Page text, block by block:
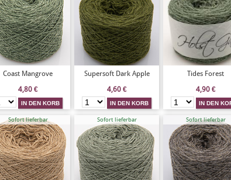
Coast Mangrove
4,80 €
Supersoft Dark Apple
4,60 €
Tides Forest
4,90 €
Sofort lieferbar Sofort lieferbar Sofort lieferbar